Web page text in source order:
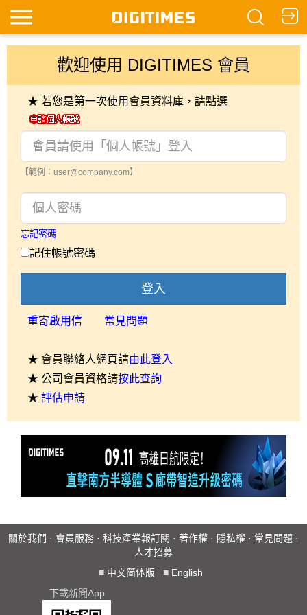
歡迎使用 DIGITIMES 會員
★ 若您是第一次使用會員資料庫，請點選
【範例：user@company.com】
忘記密碼
記住帳號密碼
登入
重寄啟用信 常見問題
★ 會員聯絡人網頁請由此登入
★ 公司會員資格請按此查詢
★ 評估申請
關於我們 · 會員服務 · 科技產業報訂閱 · 著作權 · 隱私權 · 常見問題 ·
人才招募
■ 中文简体版 ■ English
下載新聞App